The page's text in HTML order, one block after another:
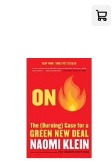
娜歐蜜．克萊恩(8)
Naomi (FRW)(4)
Erin (NRT)(3)
Naomi/ Bennett(3)
出版社 (可複選)
Ingram(32)
Penguin Group